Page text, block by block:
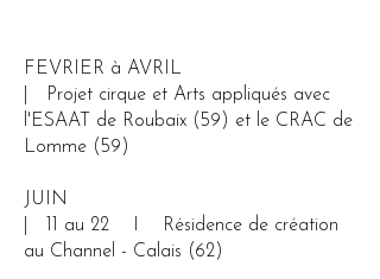
FEVRIER à AVRIL
| Projet cirque et Arts appliqués avec
l'ESAAT de Roubaix (59) et le CRAC de
Lomme (59)
JUIN
| 11 au 22 I Résidence de création
au Channel - Calais (62)